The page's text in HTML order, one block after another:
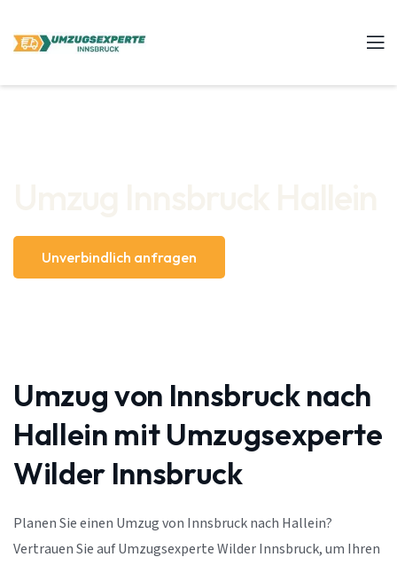
Unverbindlich anfragen
Umzug von Innsbruck nach
Hallein mit Umzugsexperte
Wilder Innsbruck
Planen Sie einen Umzug von Innsbruck nach Hallein?
Vertrauen Sie auf Umzugsexperte Wilder Innsbruck, um Ihren